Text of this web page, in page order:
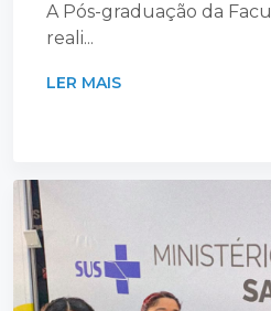
A Pós-graduação da
reali...
LER MAIS